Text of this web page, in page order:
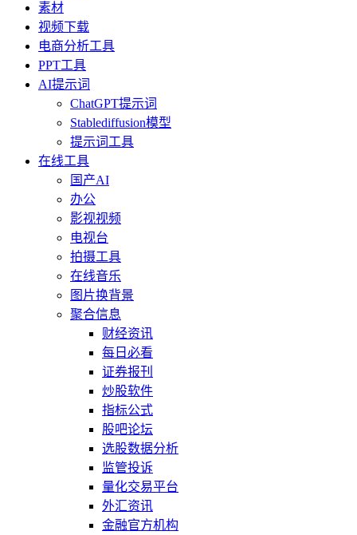
素材
视频下载
电商分析工具
PPT工具
AI提示词
ChatGPT提示词
Stablediffusion模型
提示词工具
在线工具
国产AI
办公
影视视频
电视台
拍摄工具
在线音乐
图片换背景
聚合信息
财经资讯
每日必看
证券报刊
炒股软件
指标公式
股吧论坛
选股数据分析
监管投诉
量化交易平台
外汇资讯
金融官方机构